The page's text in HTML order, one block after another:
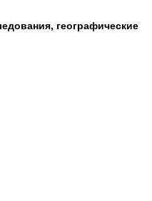
географические